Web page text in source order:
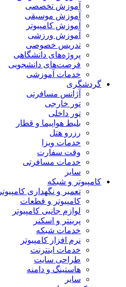
آموزش تخصصی
آموزش موسیقی
آموزش کامپیوتر
آموزش ورزشی
تدریس خصوصی
پروژه‌های دانشگاهی
فرصت‌های دانشجویی
خدمات آموزشی
گردشگری
آژانس مسافرتی
تور خارجی
تور داخلی
بلیط هواپیما و قطار
رزرو هتل
خدمات ویزا
وقت سفارت
خدمات مسافرتی
سایر
کامپیوتر و شبکه
تعمیر و نگهداری کامپیوتر
کامپیوتر و قطعات
لوازم جانبی کامپیوتر
پرینتر و اسکنر
خدمات شبکه
نرم افزار کامپیوتر
خدمات اینترنت
طراحی سایت
هاستینگ و دامنه
سایر